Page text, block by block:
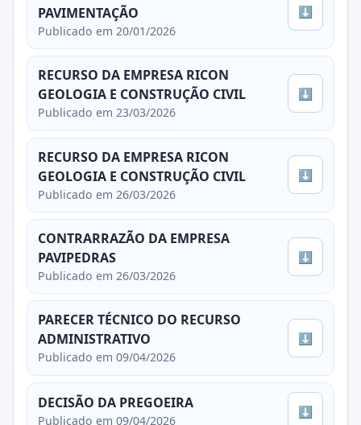
PAVIMENTAÇÃO
Publicado em 20/01/2026
⬇
RECURSO DA EMPRESA RICON
GEOLOGIA E CONSTRUÇÃO CIVIL
Publicado em 23/03/2026
⬇
RECURSO DA EMPRESA RICON
GEOLOGIA E CONSTRUÇÃO CIVIL
Publicado em 26/03/2026
⬇
CONTRARRAZÃO DA EMPRESA
PAVIPEDRAS
Publicado em 26/03/2026
⬇
PARECER TÉCNICO DO RECURSO
ADMINISTRATIVO
Publicado em 09/04/2026
⬇
DECISÃO DA PREGOEIRA
Publicado em 09/04/2026
⬇